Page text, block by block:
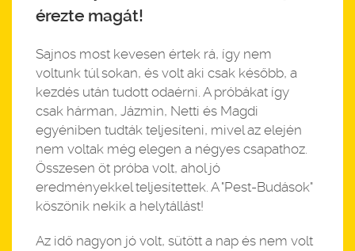
érezte magát!
Sajnos most kevesen értek rá, így nem
voltunk túl sokan, és volt aki csak később, a
kezdés után tudott odaérni. A próbákat így
csak hárman, Jázmin, Netti és Magdi
egyéniben tudták teljesíteni, mivel az elején
nem voltak még elegen a négyes csapathoz.
Összesen öt próba volt, ahol jó
eredményekkel teljesítettek. A "Pest-Budások"
köszönik nekik a helytállást!
Az idő nagyon jó volt, sütött a nap és nem volt